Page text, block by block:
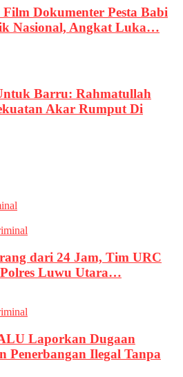
Dokumenter Pesta Babi
Nasional, Angkat Luka…
Barru: Rahmatullah
Akar Rumput Di
dari 24 Jam, Tim URC
Luwu Utara…
Laporkan Dugaan
Penerbangan Ilegal Tanpa